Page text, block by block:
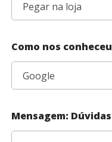
Como nos
Mensagem: